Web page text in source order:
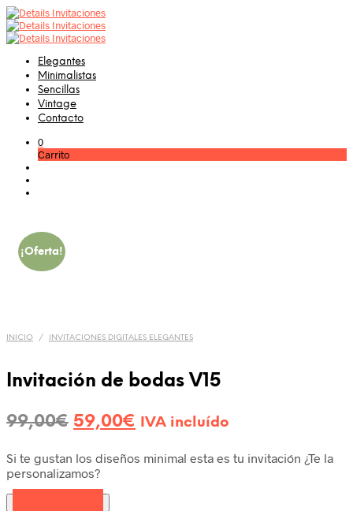
Elegantes
Minimalistas
Sencillas
Vintage
Contacto
0
Carrito
¡Oferta!
INICIO / INVITACIONES DIGITALES ELEGANTES
Invitación de bodas V15
99,00€ 59,00€ IVA incluído
Si te gustan los diseños minimal esta es tu invitación ¿Te la
personalizamos?